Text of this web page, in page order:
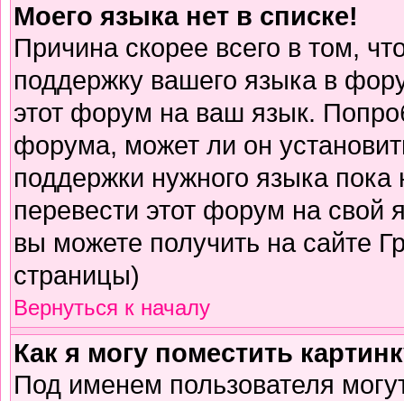
Моего языка нет в списке!
Причина скорее всего в том,
поддержку вашего языка в
этот форум на ваш язык.
форума, может ли он
поддержки нужного языка
перевести этот форум на
вы можете получить на сайте
страницы)
Вернуться к началу
Как я могу поместить
Под именем пользователя